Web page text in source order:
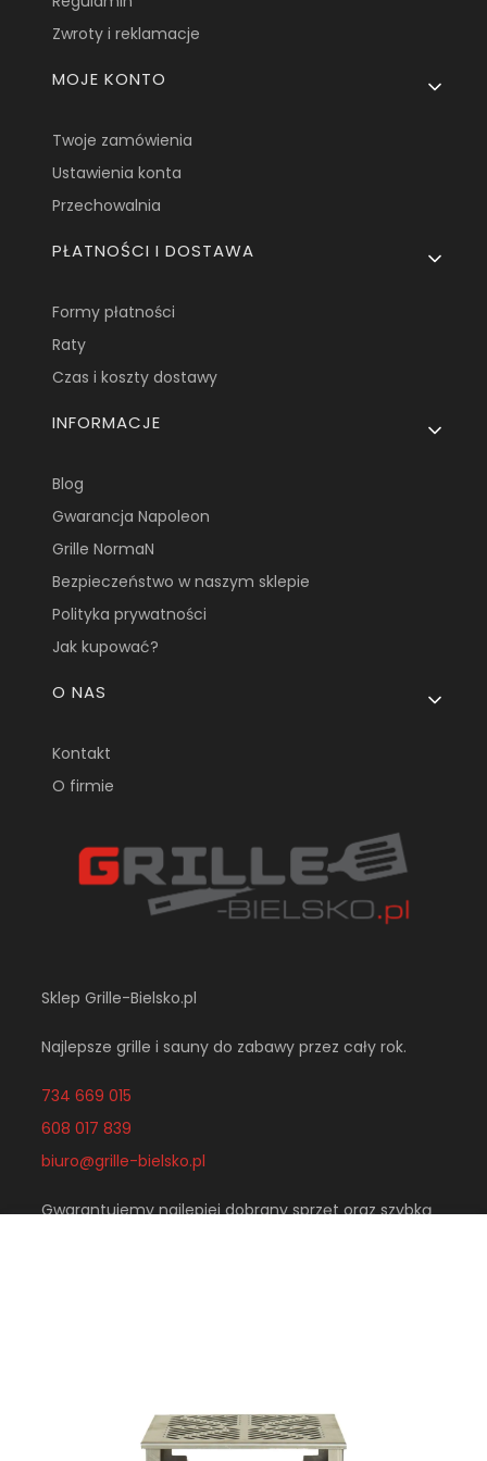
Zwroty i reklamacje
MOJE KONTO
Twoje zamówienia
Ustawienia konta
Przechowalnia
PŁATNOŚCI I DOSTAWA
Formy płatności
Raty
Czas i koszty dostawy
INFORMACJE
Blog
Gwarancja Napoleon
Grille NormaN
Bezpieczeństwo w naszym sklepie
Polityka prywatności
Jak kupować?
O NAS
Kontakt
O firmie
Sklep Grille-Bielsko.pl
Najlepsze grille i sauny do zabawy przez cały rok.
734 669 015
608 017 839
biuro@grille-bielsko.pl
Gwarantujemy najlepiej dobrany sprzęt oraz szybką
280379614